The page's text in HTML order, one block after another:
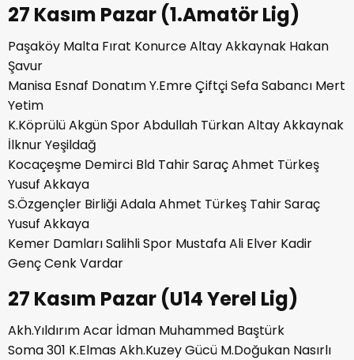
27 Kasım Pazar (1.Amatör Lig)
Paşaköy Malta Fırat Konurce Altay Akkaynak Hakan
Şavur
Manisa Esnaf Donatım Y.Emre Çiftçi Sefa Sabancı Mert
Yetim
K.Köprülü Akgün Spor Abdullah Türkan Altay Akkaynak
İlknur Yeşildağ
Kocaçeşme Demirci Bld Tahir Saraç Ahmet Türkeş
Yusuf Akkaya
S.Özgençler Birliği Adala Ahmet Türkeş Tahir Saraç
Yusuf Akkaya
Kemer Damları Salihli Spor Mustafa Ali Elver Kadir
Genç Cenk Vardar
27 Kasım Pazar (U14 Yerel Lig)
Akh.Yıldırım Acar İdman Muhammed Baştürk
Soma 301 K.Elmas Akh.Kuzey Gücü M.Doğukan Nasırlı